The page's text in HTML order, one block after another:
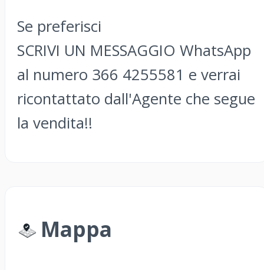
Se preferisci
SCRIVI UN MESSAGGIO WhatsApp
al numero 366 4255581 e verrai
ricontattato dall'Agente che segue
la vendita!!
Mappa